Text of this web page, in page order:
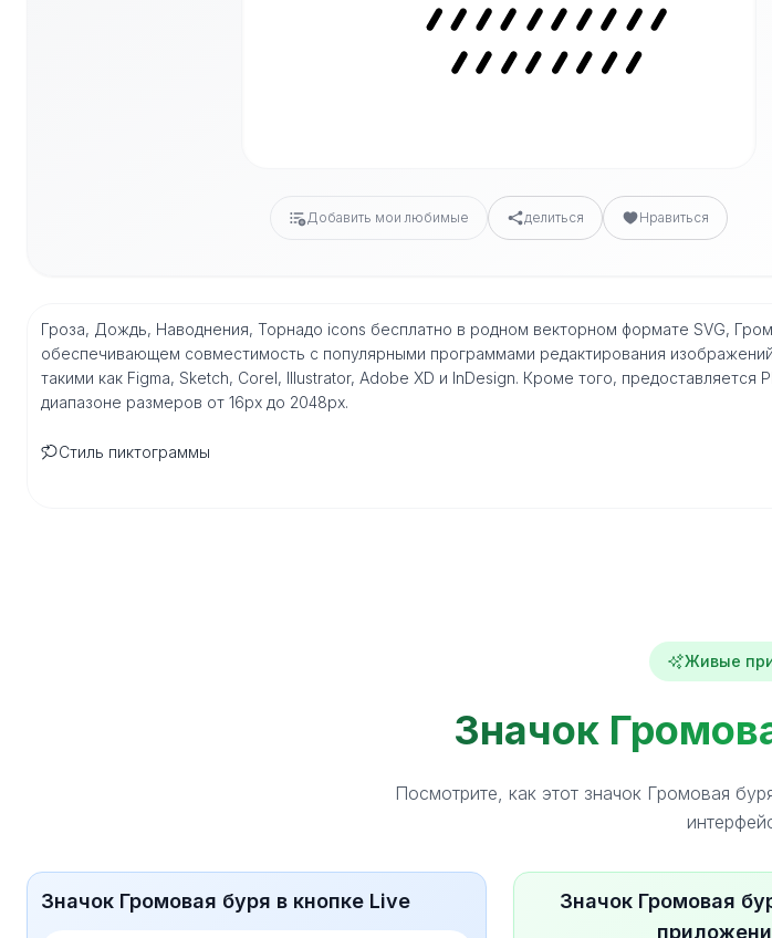
Добавить мои любимые делиться Нравиться
Гроза, Дождь, Наводнения, Торнадо icons бесплатно в родном векторном формате SVG,
обеспечивающем совместимость с популярными программами редактирования
такими как Figma, Sketch, Corel, Illustrator, Adobe XD и InDesign. Кроме того, предоставляется
диапазоне размеров от 16px до 2048px.
Стиль пиктограммы
Живые
Значок
Посмотрите, как этот значок Громовая
Значок Громовая буря в кнопке Live
Значок Громовая